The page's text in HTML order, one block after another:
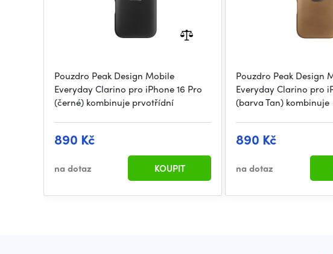
Pouzdro Peak Design Mobile
Everyday Clarino pro iPhone 16 Pro
(černé) kombinuje prvotřídní
890 Kč
na dotaz KOUPIT
Pouzdro Peak Design
Everyday Clarino pro
(barva Tan) kombinuje
890 Kč
na dotaz